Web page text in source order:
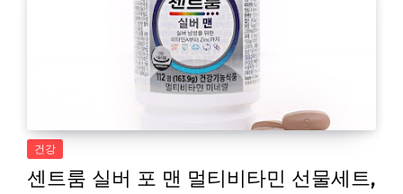
건강
센트룸 실버 포 맨 멀티비타민 선물세트,